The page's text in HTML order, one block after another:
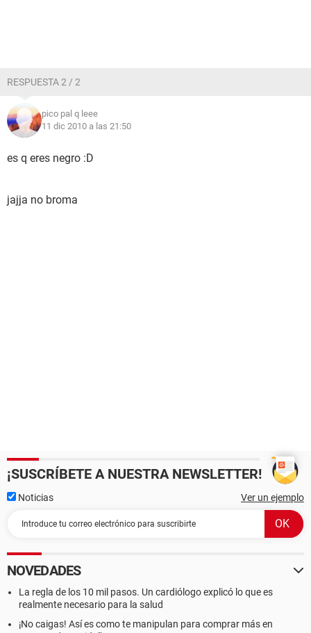
RESPUESTA 2 / 2
pico pal q leee
11 dic 2010 a las 21:50
es q eres negro :D
jajja no broma
¡SUSCRÍBETE A NUESTRA NEWSLETTER!
Noticias Ver un ejemplo
NOVEDADES
La regla de los 10 mil pasos. Un cardiólogo explicó lo que es
realmente necesario para la salud
¡No caigas! Así es como te manipulan para comprar más en